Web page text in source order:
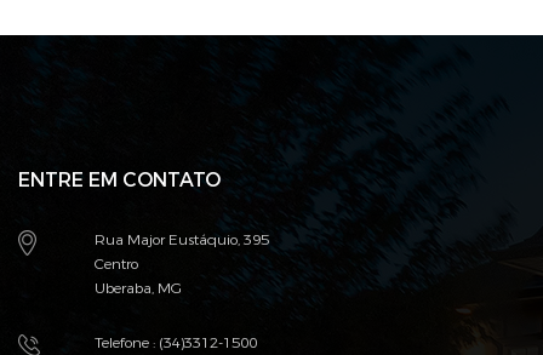
ENTRE EM CONTATO
Rua Major Eustáquio, 395
Centro
Uberaba, MG
Telefone : (34)3312-1500